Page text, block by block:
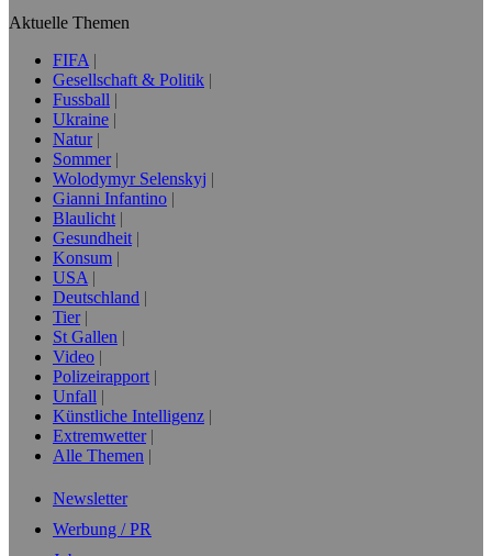
Aktuelle Themen
FIFA
Gesellschaft & Politik
Fussball
Ukraine
Natur
Sommer
Wolodymyr Selenskyj
Gianni Infantino
Blaulicht
Gesundheit
Konsum
USA
Deutschland
Tier
St Gallen
Video
Polizeirapport
Unfall
Künstliche Intelligenz
Extremwetter
Alle Themen
Newsletter
Werbung / PR